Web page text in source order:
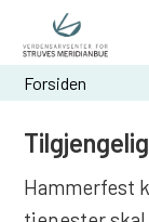
e
r
d
n
Du
her:
Forsiden
Hammerfest